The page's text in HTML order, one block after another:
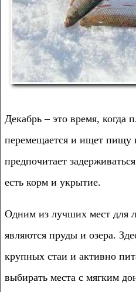
Декабрь – это время, когда
перемещается и ищет пищу
предпочитает
есть корм и укрытие.
Одним из лучших мест для
являются пруды и озера.
крупных стаи и активно
выбирать места с мягким